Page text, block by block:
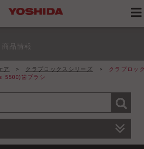
商品情報
ア > クラプロックスシリーズ >
クラプロッ
5500)歯ブラシ